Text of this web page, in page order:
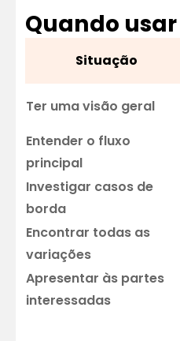
Quando usar
Situação
Ter uma visão geral
Entender o fluxo
principal
Investigar casos de
borda
Encontrar todas as
variações
Apresentar às partes
interessadas